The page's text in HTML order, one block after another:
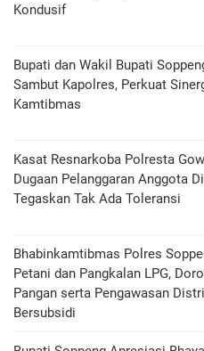
Kondusif
Bupati dan Wakil Bupati
Sambut Kapolres, Perkuat
Kamtibmas
Kasat Resnarkoba Polresta
Dugaan Pelanggaran Anggota
Tegaskan Tak Ada Toleransi
Bhabinkamtibmas Polres
Petani dan Pangkalan LPG,
Pangan serta Pengawasan
Bersubsidi